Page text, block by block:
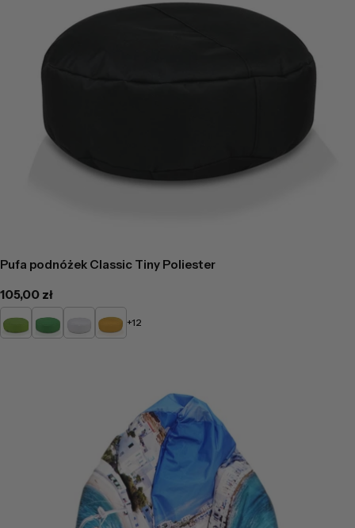
Pufa podnóżek Classic Tiny Poliester
Cena
regularna
105,00 zł
Limonkowy
Zielony Żółty +12